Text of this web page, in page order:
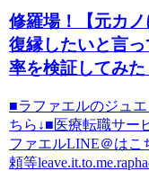
修羅場！【元カノ
復縁したいと言
率を検証してみた
■ラファエルのジュ
ちら↓■医療転職サー
ファエルLINE＠はこ
頼等